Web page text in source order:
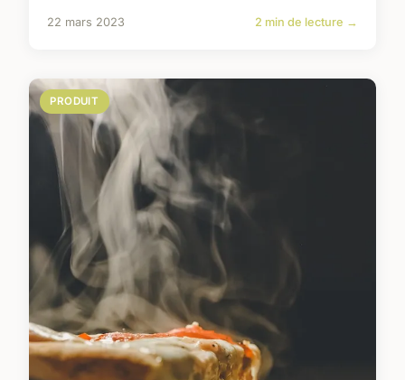
22 mars 2023 2 min de lecture →
PRODUIT